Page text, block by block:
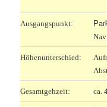
Ausgangspunkt:
Höhenunterschied:
Gesamtgehzeit: ca.